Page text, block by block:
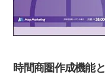
時間商圏作成機能